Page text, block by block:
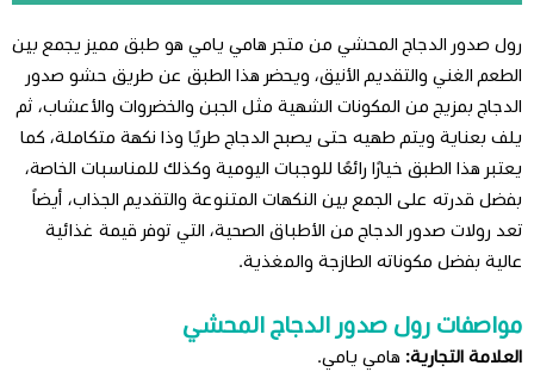
رول صدور الدجاج المحشي من متجر هامي يامي هو طبق مميز يجمع بين
الطعم الغني والتقديم الأنيق، ويحضر هذا الطبق عن طريق حشو صدور
الدجاج بمزيج من المكونات الشهية مثل الجبن والخضروات والأعشاب، ثم
يلف بعناية ويتم طهيه حتى يصبح الدجاج طريًا وذا نكهة متكاملة، كما
يعتبر هذا الطبق خيارًا رائعًا للوجبات اليومية وكذلك للمناسبات الخاصة،
بفضل قدرته على الجمع بين النكهات المتنوعة والتقديم الجذاب، أيضاً
تعد رولات صدور الدجاج من الأطباق الصحية، التي توفر قيمة غذائية
عالية بفضل مكوناته الطازجة والمغذية.
مواصفات رول صدور الدجاج المحشي
العلامة التجارية: هامي يامي.